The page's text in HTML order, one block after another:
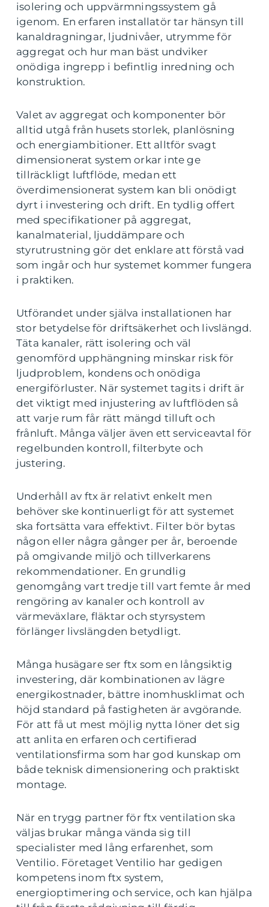
isolering och uppvärmningssystem gå
igenom. En erfaren installatör tar hänsyn till
kanaldragningar, ljudnivåer, utrymme för
aggregat och hur man bäst undviker
onödiga ingrepp i befintlig inredning och
konstruktion.
Valet av aggregat och komponenter bör
alltid utgå från husets storlek, planlösning
och energiambitioner. Ett alltför svagt
dimensionerat system orkar inte ge
tillräckligt luftflöde, medan ett
överdimensionerat system kan bli onödigt
dyrt i investering och drift. En tydlig offert
med specifikationer på aggregat,
kanalmaterial, ljuddämpare och
styrutrustning gör det enklare att förstå vad
som ingår och hur systemet kommer fungera
i praktiken.
Utförandet under själva installationen har
stor betydelse för driftsäkerhet och livslängd.
Täta kanaler, rätt isolering och väl
genomförd upphängning minskar risk för
ljudproblem, kondens och onödiga
energiförluster. När systemet tagits i drift är
det viktigt med injustering av luftflöden så
att varje rum får rätt mängd tilluft och
frånluft. Många väljer även ett serviceavtal för
regelbunden kontroll, filterbyte och
justering.
Underhåll av ftx är relativt enkelt men
behöver ske kontinuerligt för att systemet
ska fortsätta vara effektivt. Filter bör bytas
någon eller några gånger per år, beroende
på omgivande miljö och tillverkarens
rekommendationer. En grundlig
genomgång vart tredje till vart femte år med
rengöring av kanaler och kontroll av
värmeväxlare, fläktar och styrsystem
förlänger livslängden betydligt.
Många husägare ser ftx som en långsiktig
investering, där kombinationen av lägre
energikostnader, bättre inomhusklimat och
höjd standard på fastigheten är avgörande.
För att få ut mest möjlig nytta löner det sig
att anlita en erfaren och certifierad
ventilationsfirma som har god kunskap om
både teknisk dimensionering och praktiskt
montage.
När en trygg partner för ftx ventilation ska
väljas brukar många vända sig till
specialister med lång erfarenhet, som
Ventilio. Företaget Ventilio har gedigen
kompetens inom ftx system,
energioptimering och service, och kan hjälpa